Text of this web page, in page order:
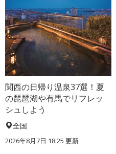
関西の日帰り温泉37選！夏
の琵琶湖や有馬でリフレッ
シュしよう
全国
2026年8月7日 18:25 更新